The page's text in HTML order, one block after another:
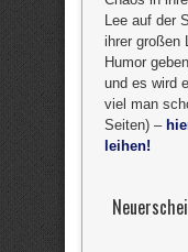
Lee auf der
ihrer großen
Humor
und es wird
viel man
Seiten) –
leihen!